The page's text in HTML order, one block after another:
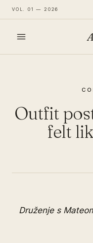
VOL. 01 — 2026
LIFESTYLE
Outfit
felt
Druženje s